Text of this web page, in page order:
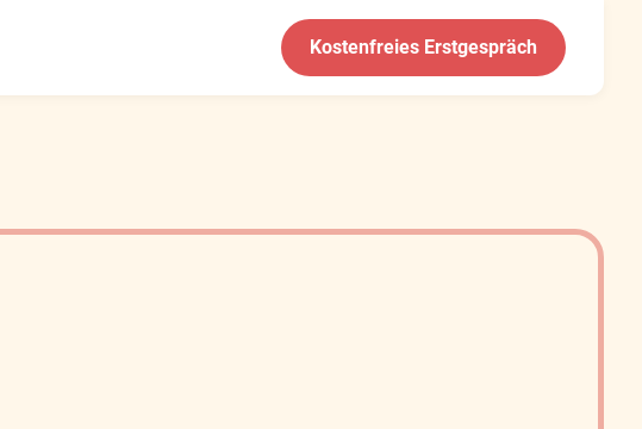
Kostenfreies Erstgespräch